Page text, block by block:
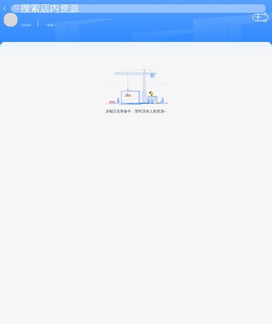
浏览量0 下载量0
关
注
店铺正在筹备中，暂时没有上架资源~